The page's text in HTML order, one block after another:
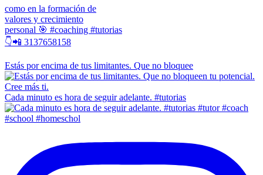
como en la formación de
valores y crecimiento
personal 🎯 #coaching #tutorias
👇📲 3137658158
Estás por encima de tus limitantes. Que no bloquee
Cada minuto es hora de seguir adelante. #tutorias